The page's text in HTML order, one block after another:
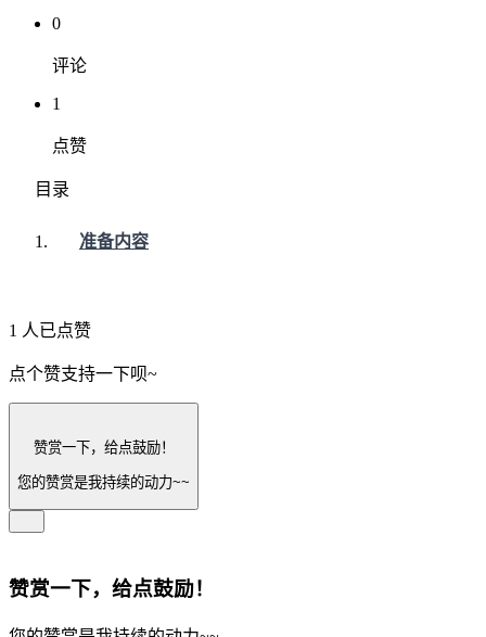
0
评论
1
点赞
目录
准备内容
1 人已点赞
点个赞支持一下呗~
赞赏一下，给点鼓励！
您的赞赏是我持续的动力~~
赞赏一下，给点鼓励！